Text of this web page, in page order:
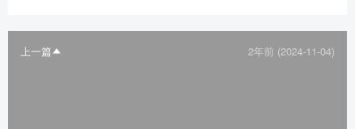
上一篇 2年前 (2024-11-04)